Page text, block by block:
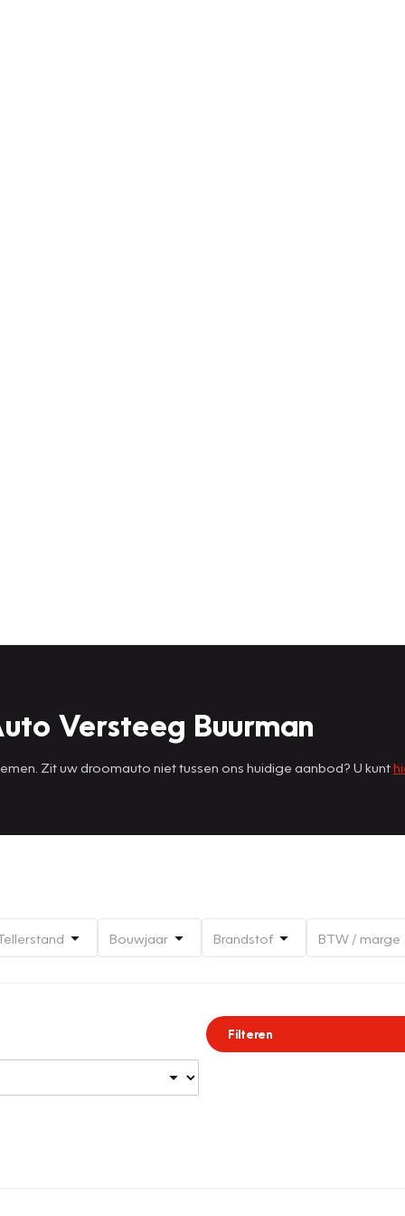
Versteeg Buurman
Zit uw droomauto niet tussen ons huidige aanbod? U kunt
Bouwjaar Brandstof BTW / marge
Filteren